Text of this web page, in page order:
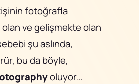
fotoğrafla
ve gelişmekte olan
şu aslında,
bu da böyle,
oluyor…